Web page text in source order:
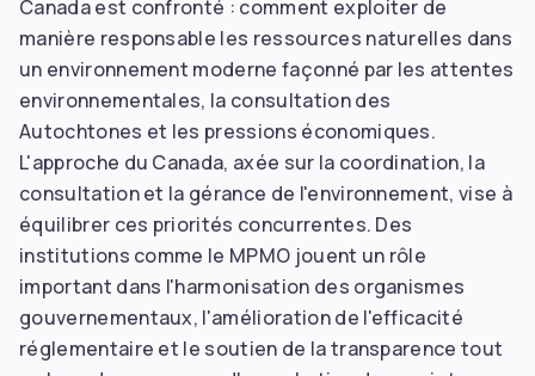
Canada est confronté : comment exploiter de
manière responsable les ressources naturelles dans
un environnement moderne façonné par les attentes
environnementales, la consultation des
Autochtones et les pressions économiques.
L'approche du Canada, axée sur la coordination, la
consultation et la gérance de l'environnement, vise à
équilibrer ces priorités concurrentes. Des
institutions comme le MPMO jouent un rôle
important dans l'harmonisation des organismes
gouvernementaux, l'amélioration de l'efficacité
réglementaire et le soutien de la transparence tout